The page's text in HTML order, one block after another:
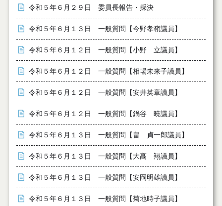
令和５年６月２９日 委員長報告・採決
令和５年６月１３日 一般質問【今野孝嶺議員】
令和５年６月１２日 一般質問【小野 立議員】
令和５年６月１２日 一般質問【相場未来子議員】
令和５年６月１２日 一般質問【安井英章議員】
令和５年６月１２日 一般質問【鍋谷 暁議員】
令和５年６月１３日 一般質問【畠 貞一郎議員】
令和５年６月１３日 一般質問【大髙 翔議員】
令和５年６月１３日 一般質問【安岡明雄議員】
令和５年６月１３日 一般質問【菊地時子議員】